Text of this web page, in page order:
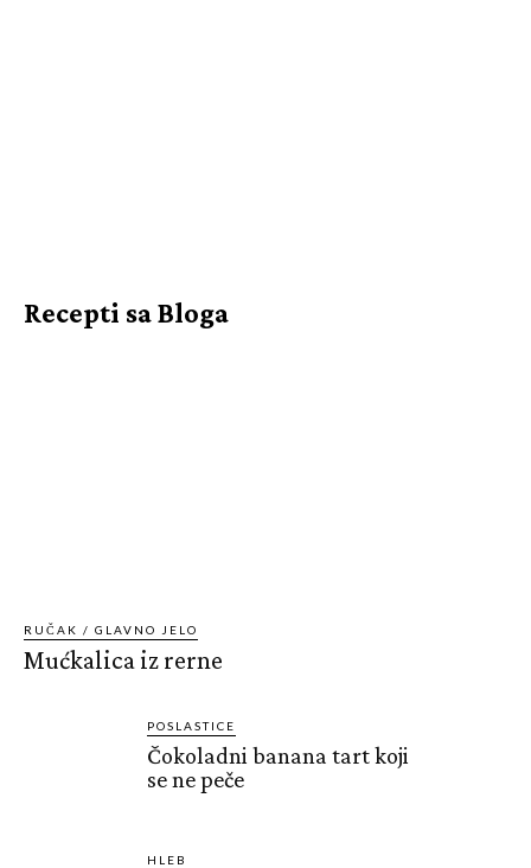
Recepti sa Bloga
RUČAK / GLAVNO JELO
Mućkalica iz rerne
POSLASTICE
Čokoladni banana tart koji
se ne peče
HLEB